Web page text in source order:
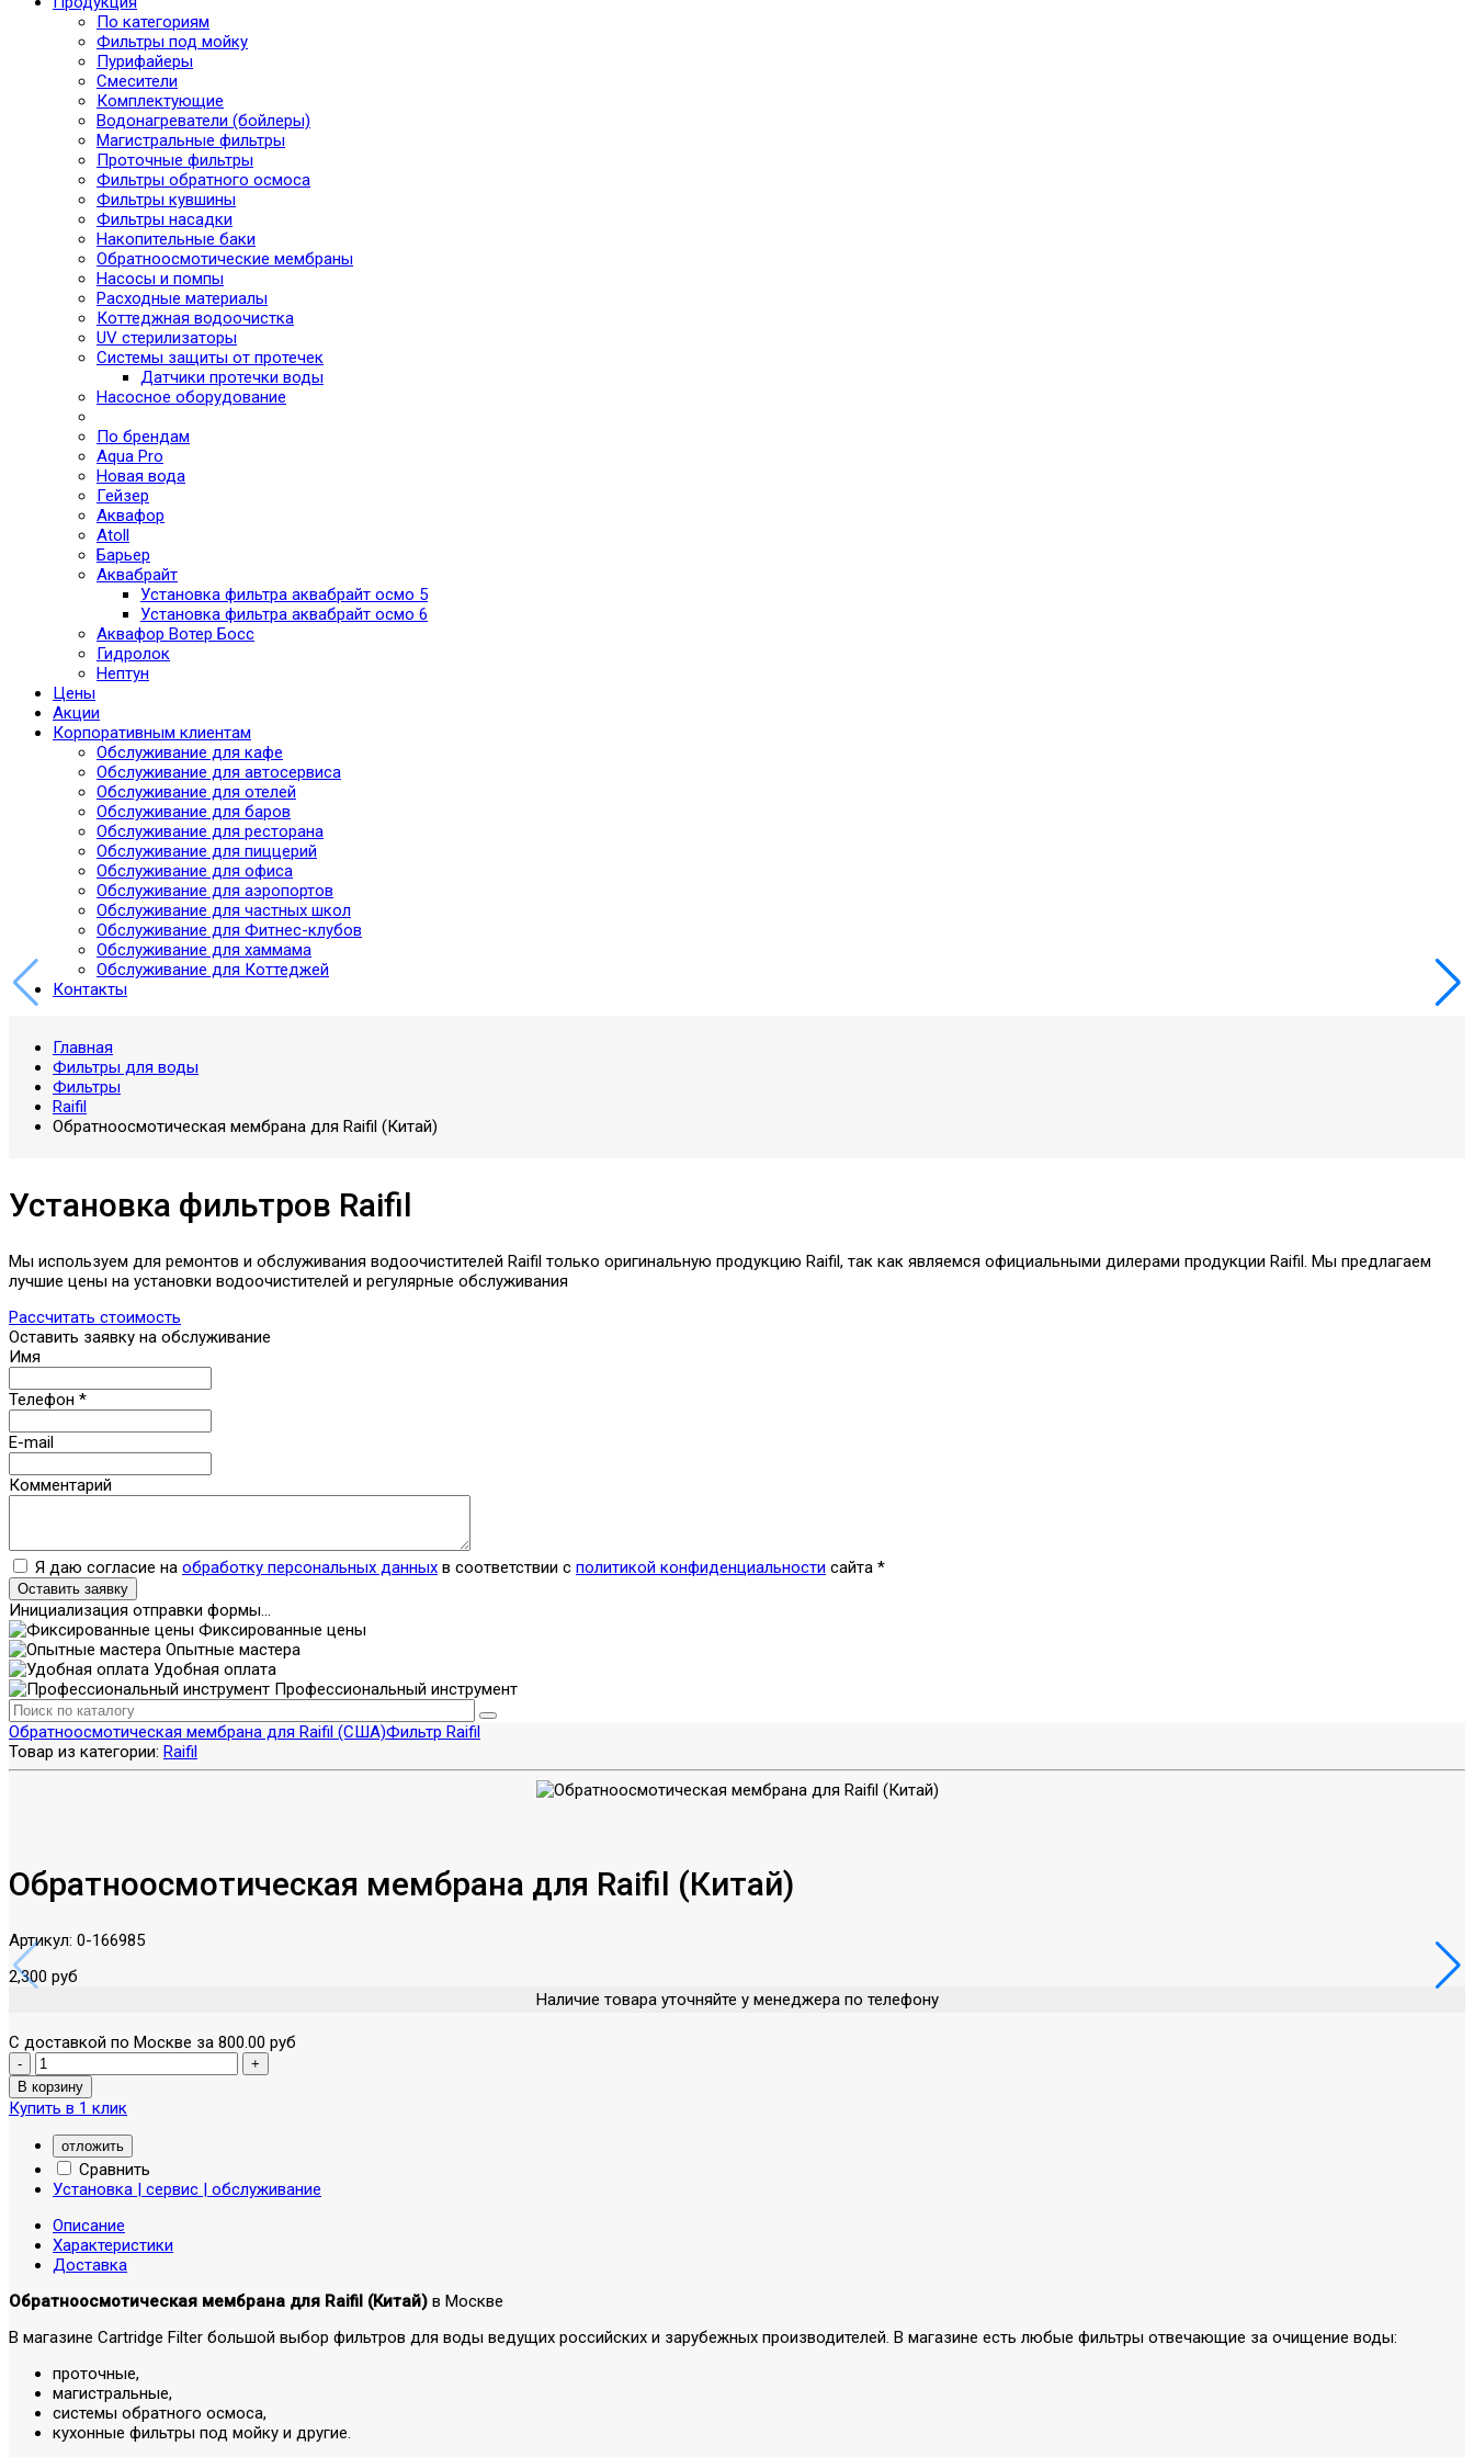
По категориям
Фильтры под мойку
Пурифайеры
Смесители
Комплектующие
Водонагреватели (бойлеры)
Магистральные фильтры
Проточные фильтры
Фильтры обратного осмоса
Фильтры кувшины
Фильтры насадки
Накопительные баки
Обратноосмотические мембраны
Насосы и помпы
Расходные материалы
Коттеджная водоочистка
UV стерилизаторы
Системы защиты от протечек
Датчики протечки воды
Насосное оборудование
По брендам
Aqua Pro
Новая вода
Гейзер
Аквафор
Atoll
Барьер
Аквабрайт
Установка фильтра аквабрайт осмо 5
Установка фильтра аквабрайт осмо 6
Аквафор Вотер Босс
Гидролок
Нептун
Цены
Акции
Корпоративным клиентам
Обслуживание для кафе
Обслуживание для автосервиса
Обслуживание для отелей
Обслуживание для баров
Обслуживание для ресторана
Обслуживание для пиццерий
Обслуживание для офиса
Обслуживание для аэропортов
Обслуживание для частных школ
Обслуживание для Фитнес-клубов
Обслуживание для хаммама
Обслуживание для Коттеджей
Контакты
Главная
Фильтры для воды
Фильтры
Raifil
Обратноосмотическая мембрана для Raifil (Китай)
Установка фильтров Raifil
Мы используем для ремонтов и обслуживания водоочистителей Raifil только оригинальную продукцию Raifil, так как являемся официальными дилерами продукции Raifil. Мы предлагаем
лучшие цены на установки водоочистителей и регулярные обслуживания
Рассчитать стоимость
Оставить заявку на обслуживание
Имя
Телефон *
E-mail
Комментарий
Я даю согласие на обработку персональных данных в соответствии с политикой конфиденциальности сайта *
Оставить заявку
Инициализация отправки формы...
Фиксированные цены
Опытные мастера
Удобная оплата
Профессиональный инструмент
Обратноосмотическая мембрана для Raifil (США)Фильтр Raifil
Товар из категории: Raifil
Обратноосмотическая мембрана для Raifil (Китай)
Артикул: 0-166985
2,300 руб
Наличие товара уточняйте у менеджера по телефону
С доставкой по Москве за 800.00 руб
Купить в 1 клик
отложить
Сравнить
Установка | сервис | обслуживание
Описание
Характеристики
Доставка
Обратноосмотическая мембрана для Raifil (Китай) в Москве
В магазине Cartridge Filter большой выбор фильтров для воды ведущих российских и зарубежных производителей. В магазине есть любые фильтры отвечающие за очищение воды:
проточные,
магистральные,
системы обратного осмоса,
кухонные фильтры под мойку и другие.